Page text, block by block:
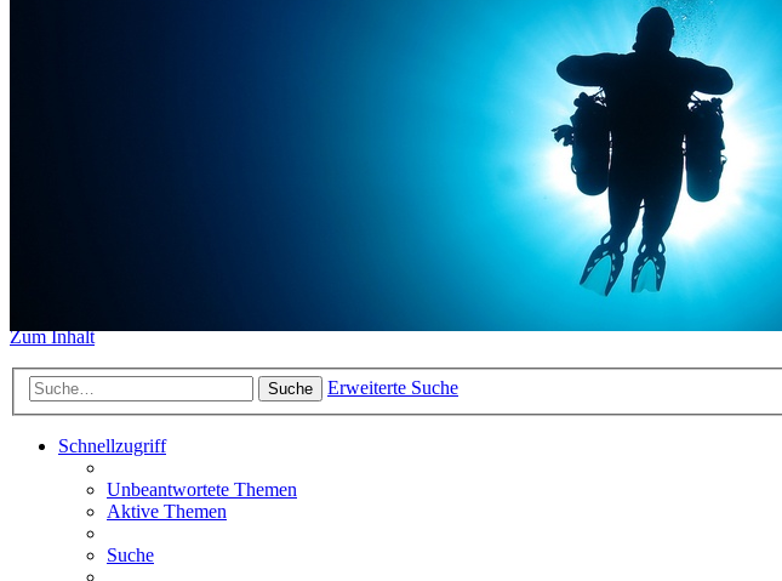
Das Sidemount-Forum ist auf ein neues
https://www.sidemount-forum.comerreichbar.
Das alte Forum hier existiert nur aufgrund der
Zum Inhalt
Suche Erweiterte Suche
Schnellzugriff
Unbeantwortete Themen
Aktive Themen
Suche